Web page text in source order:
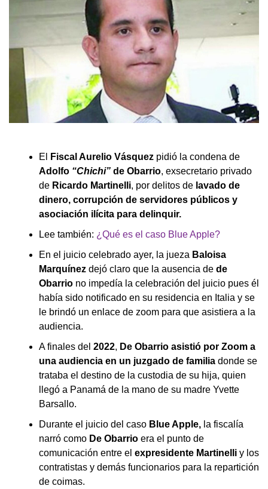
El Fiscal Aurelio Vásquez pidió la condena de
Adolfo “Chichi” de Obarrio, exsecretario privado
de Ricardo Martinelli, por delitos de lavado de
dinero, corrupción de servidores públicos y
asociación ilícita para delinquir.
Lee también: ¿Qué es el caso Blue Apple?
En el juicio celebrado ayer, la jueza Baloisa
Marquínez dejó claro que la ausencia de de
Obarrio no impedía la celebración del juicio pues él
había sido notificado en su residencia en Italia y se
le brindó un enlace de zoom para que asistiera a la
audiencia.
A finales del 2022, De Obarrio asistió por Zoom a
una audiencia en un juzgado de familia donde se
trataba el destino de la custodia de su hija, quien
llegó a Panamá de la mano de su madre Yvette
Barsallo.
Durante el juicio del caso Blue Apple, la fiscalía
narró como De Obarrio era el punto de
comunicación entre el expresidente Martinelli y los
contratistas y demás funcionarios para la repartición
de coimas.